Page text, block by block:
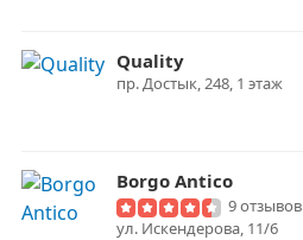
Quality
пр. Достык, 248, 1 этаж
Borgo Antico
9 отзывов
ул. Искендерова, 11/6